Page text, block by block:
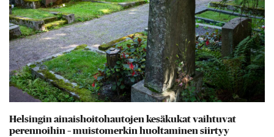
Helsingin ainaishoitohautojen kesäkukat vaihtuvat
perennoihin – muistomerkin huoltaminen siirtyy